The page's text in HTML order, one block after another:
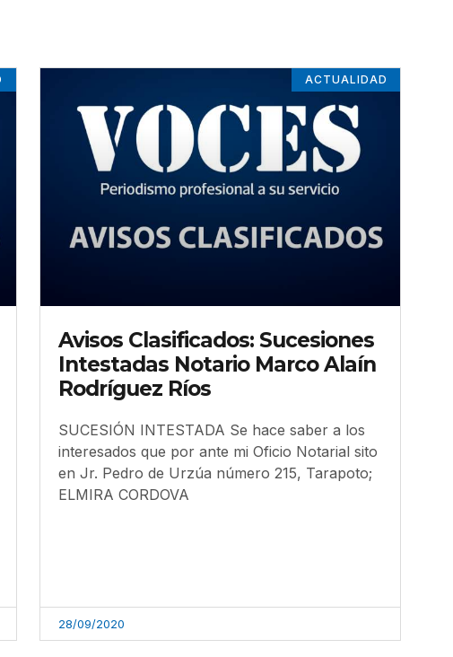
ACTUALIDAD
Avisos Clasificados: Sucesiones
Intestadas Notario Marco Alaín
Rodríguez Ríos
SUCESIÓN INTESTADA Se hace saber a los
interesados que por ante mi Oficio Notarial sito
en Jr. Pedro de Urzúa número 215, Tarapoto;
ELMIRA CORDOVA
28/09/2020